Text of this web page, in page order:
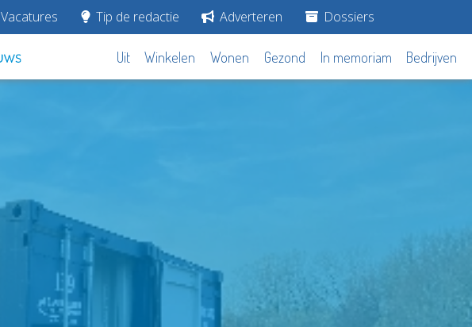
Vacatures Tip de redactie Adverteren Dossiers
Uit Winkelen Wonen Gezond In memoriam Bedrijven